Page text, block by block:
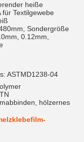
heiße
für Textilgewebe
Sondergröße
0.12mm,
ASTMD1238-04
hölzernes